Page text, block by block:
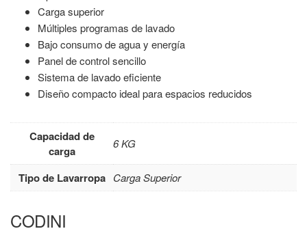
Carga superior
Múltiples programas de lavado
Bajo consumo de agua y energía
Panel de control sencillo
Sistema de lavado eficiente
Diseño compacto ideal para espacios reducidos
Capacidad de
carga
6 KG
Tipo de Lavarropa Carga Superior
CODINI